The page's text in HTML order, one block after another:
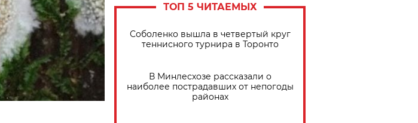
ТОП 5 ЧИТАЕМЫХ
Соболенко вышла в четвертый круг
теннисного турнира в Торонто
В Минлесхозе рассказали о
наиболее пострадавших от непогоды
районах